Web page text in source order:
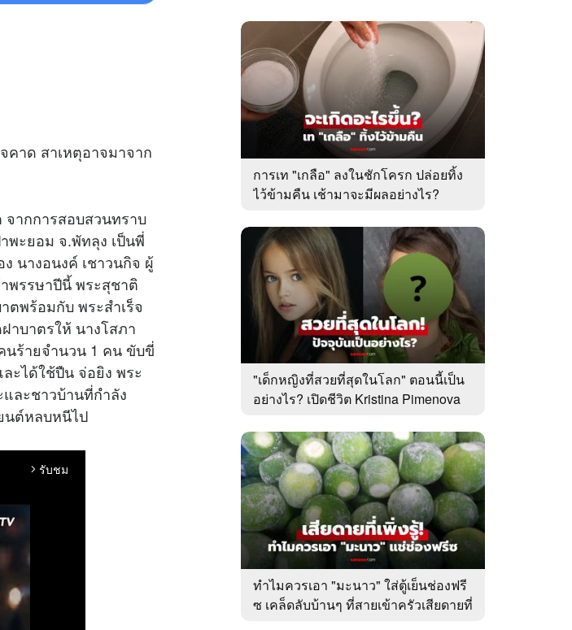
าด สาเหตุอาจมาจาก
ากการสอบสวนทราบ
พะยอม จ.พัทลุง เป็นพี่
นางอนงค์ เชาวนกิจ ผู้
พรรษาปีนี้ พระสุชาติ
พร้อมกับ พระสำเร็จ
าบาตรให้ นางโสภา
นร้ายจำนวน 1 คน ขับขี่
ะได้ใช้ปืน จ่อยิง พระ
ละชาวบ้านที่กำลัง
นต์หลบหนีไป
arrow_forward_ios รับชม
การเท "เกลือ" ลงในชักโครก ปล่อยทิ้ง
ไว้ข้ามคืน เช้ามาจะมีผลอย่างไร?
"เด็กหญิงที่สวยที่สุดในโลก" ตอนนี้เป็น
อย่างไร? เปิดชีวิต Kristina Pimenova
ทำไมควรเอา "มะนาว" ใส่ตู้เย็นช่องฟรี
ซ เคล็ดลับบ้านๆ ที่สายเข้าครัวเสียดายที่